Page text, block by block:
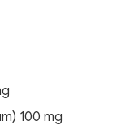
100 mg